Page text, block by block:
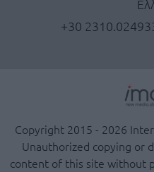
+30
Copyright 2015 - 2026
Unauthorized copying or
content of this site without